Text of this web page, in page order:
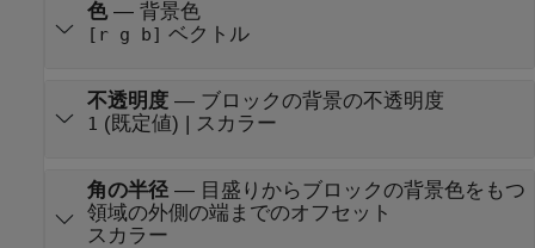
色— 背景色
[r g b] ベクトル
不透明度— ブロックの背景の不透明度
1 (既定値) | スカラー
角の半径— 目盛りからブロックの背景色をもつ
領域の外側の端までのオフセット
スカラー